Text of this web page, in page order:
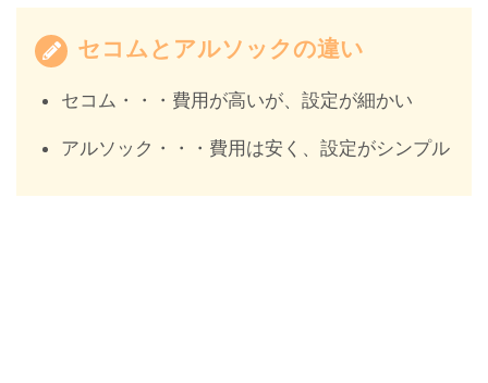
セコムとアルソックの違い
セコム・・・費用が高いが、設定が細かい
アルソック・・・費用は安く、設定がシンプル